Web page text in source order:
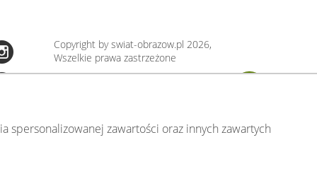
zawartości oraz innych zawartych
Copyright by swiat-obrazow.pl 2026,
Wszelkie prawa zastrzeżone